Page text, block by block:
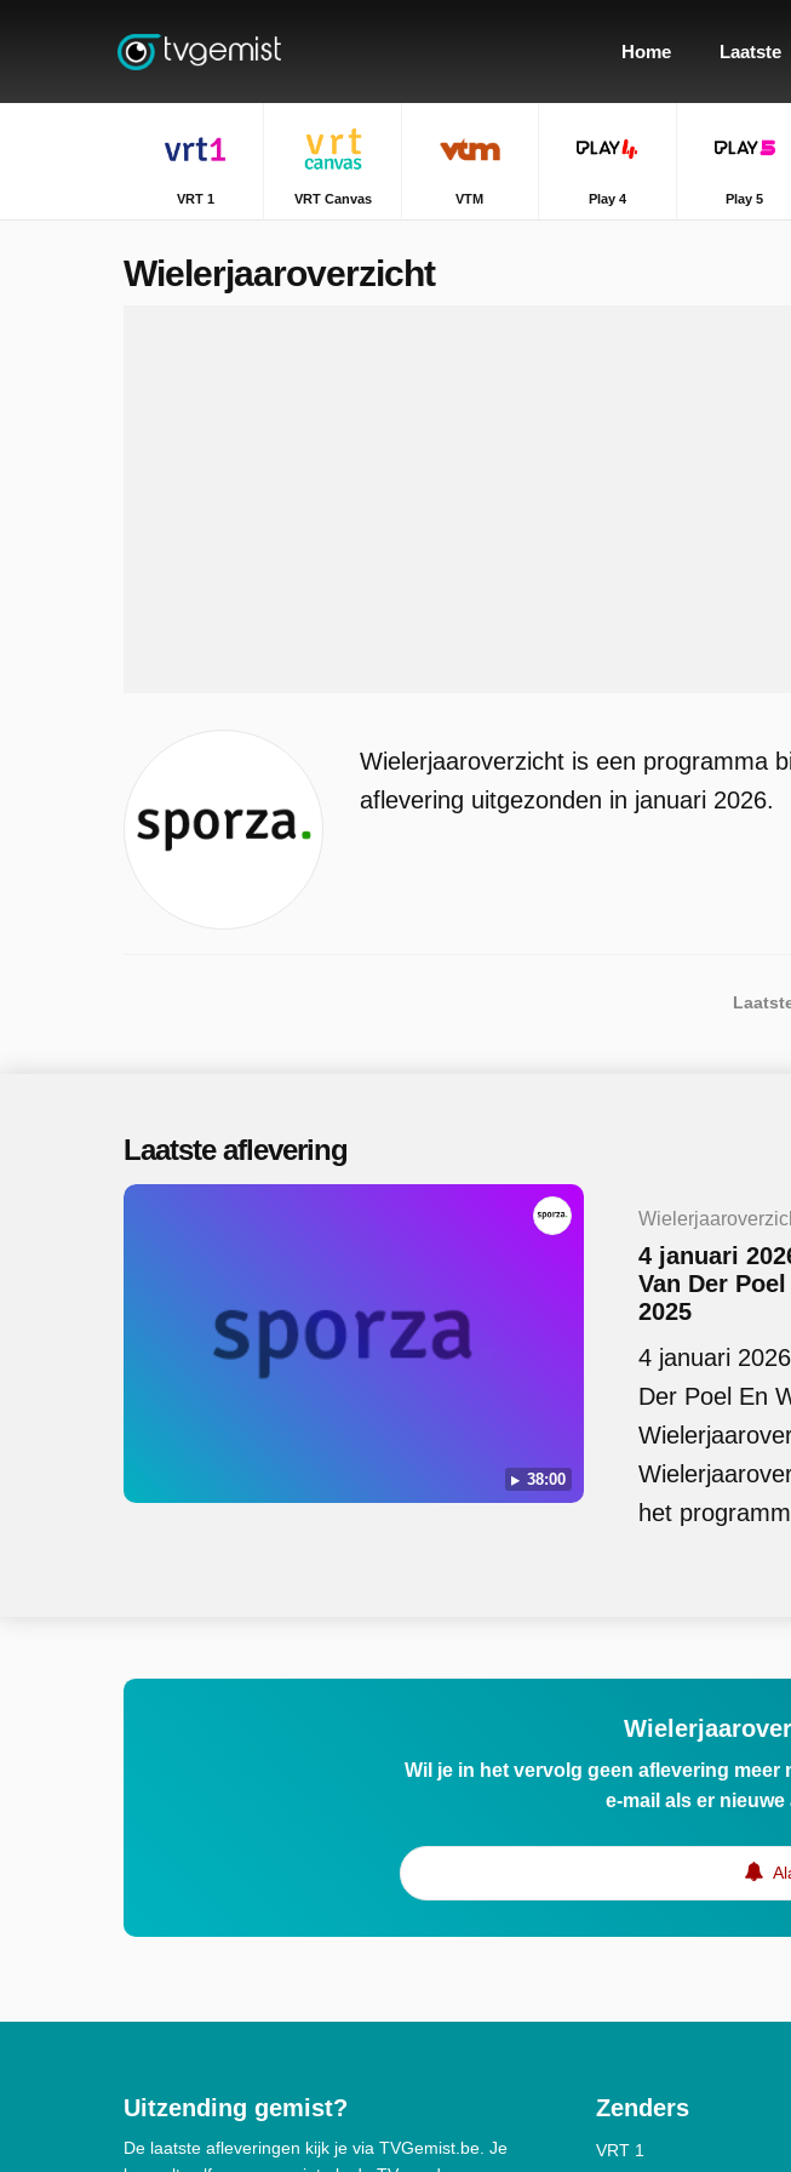
Home Laatste
VRT 1 VRT Canvas VTM Play 4 Play 5
Wielerjaaroverzicht
Wielerjaaroverzicht is een programma
aflevering uitgezonden in januari 2026.
Laatste aflevering
38:00
4 januari
Van Der
2025
4 januari
Der Poel En
het
Wil je in het vervolg geen aflevering
e-mail als er
Uitzending gemist?
De laatste afleveringen kijk je via TVGemist.be. Je
Zenders
VRT 1